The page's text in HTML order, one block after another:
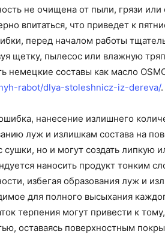
не очищена от пыли, грязи
впитаться, что приведет к
перед началом работы
щетку, пылесос или влажную
немецкие составы как масло
rabot/dlya-stoleshnicz-iz-dereva/.
нанесение излишнего
луж и излишкам состава на
сушки, но и могут создать липкую
наносить продукт тонким
избегая образования луж и
для полного высыхания
терпения могут привести к
оставаясь поверхностным